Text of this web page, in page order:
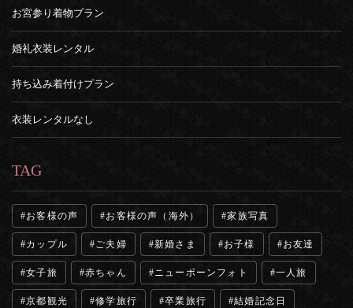
お宮参り着物プラン
婚礼衣装レンタル
持ち込み着付けプラン
衣装レンタルなし
TAG
お客様の声 お客様の声（海外） 家族写真
カップル ご夫婦 新婚さま お子様 お友達
女子旅 赤ちゃん ニューボーンフォト 一人旅
京都観光 修学旅行 卒業旅行 結婚記念日